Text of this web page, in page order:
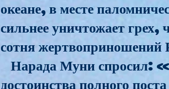
океане, в месте
сильнее уничтожает
сотня
Нарада Муни спросил:
достоинства полного